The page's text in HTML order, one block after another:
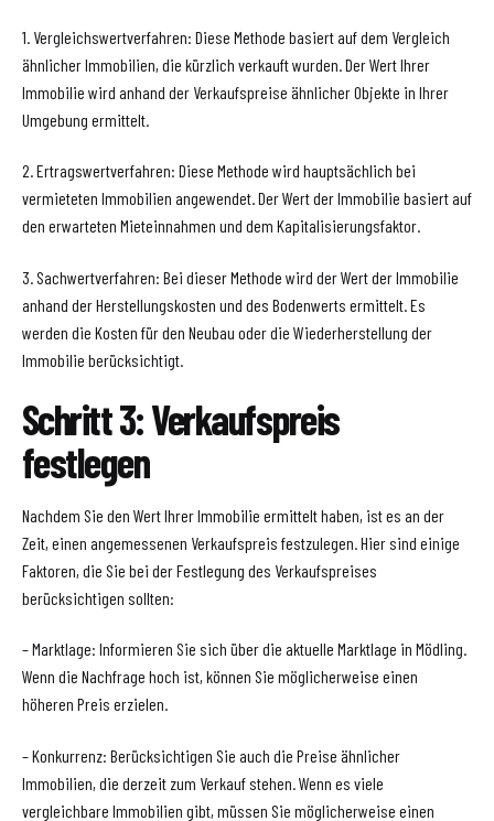
1. Vergleichswertverfahren: Diese Methode basiert auf dem Vergleich
ähnlicher Immobilien, die kürzlich verkauft wurden. Der Wert Ihrer
Immobilie wird anhand der Verkaufspreise ähnlicher Objekte in Ihrer
Umgebung ermittelt.
2. Ertragswertverfahren: Diese Methode wird hauptsächlich bei
vermieteten Immobilien angewendet. Der Wert der Immobilie basiert auf
den erwarteten Mieteinnahmen und dem Kapitalisierungsfaktor.
3. Sachwertverfahren: Bei dieser Methode wird der Wert der Immobilie
anhand der Herstellungskosten und des Bodenwerts ermittelt. Es
werden die Kosten für den Neubau oder die Wiederherstellung der
Immobilie berücksichtigt.
Schritt 3: Verkaufspreis
festlegen
Nachdem Sie den Wert Ihrer Immobilie ermittelt haben, ist es an der
Zeit, einen angemessenen Verkaufspreis festzulegen. Hier sind einige
Faktoren, die Sie bei der Festlegung des Verkaufspreises
berücksichtigen sollten:
– Marktlage: Informieren Sie sich über die aktuelle Marktlage in Mödling.
Wenn die Nachfrage hoch ist, können Sie möglicherweise einen
höheren Preis erzielen.
– Konkurrenz: Berücksichtigen Sie auch die Preise ähnlicher
Immobilien, die derzeit zum Verkauf stehen. Wenn es viele
vergleichbare Immobilien gibt, müssen Sie möglicherweise einen